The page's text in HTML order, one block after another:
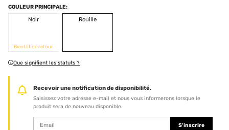
COULEUR PRINCIPALE:
Noir
Bientôt de retour
Rouille
Que signifient les statuts ?
Recevoir une notification de disponibilité.
Saisissez votre adresse e-mail et nous vous informerons lorsque le
produit sera de nouveau disponible.
S'inscrire